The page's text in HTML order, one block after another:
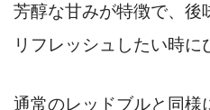
芳醇な甘みが特徴で、後
リフレッシュしたい時に
通常のレッドブルと同様